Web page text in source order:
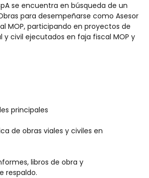
se encuentra en búsqueda de un
para desempeñarse como Asesor
MOP, participando en proyectos de
civil ejecutados en faja fiscal MOP y
principales
de obras viales y civiles en
libros de obra y
respaldo.